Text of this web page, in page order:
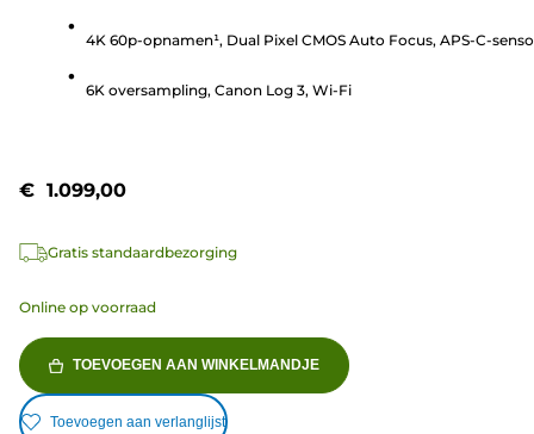
sterren.4K 60p-opnamen¹, Dual Pixel CMOS Auto Focus, APS-C-
6K oversampling, Canon Log 3, Wi-Fi
€ 1.099,00
Gratis standaardbezorging
Online op voorraad
TOEVOEGEN AAN WINKELMANDJE
Toevoegen aan verlanglijst